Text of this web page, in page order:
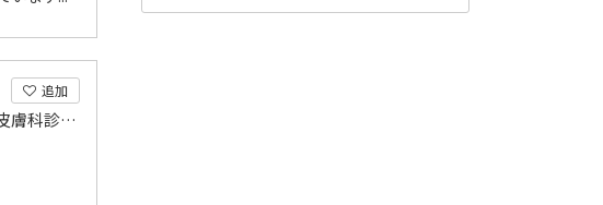
追加
「患者様に、やさしい診療所」を目標に、地域に根ざした皮膚科診療を続けて参ります。